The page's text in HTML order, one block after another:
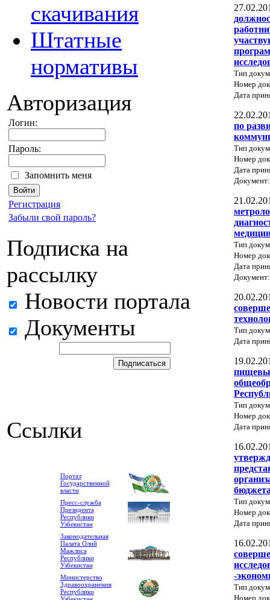
скачивания
Штатные
нормативы
Авторизация
Логин:
Пароль:
Запомнить меня
Регистрация
Забыли свой пароль?
Подписка на
рассылку
Новости портала
Документы
Ссылки
Портал
Государственной
власти
Пресс-служба
Президента
Республики
Узбекистан
Законодательная
Палата Олий
Мажлиса
Республики
Узбекистан
Министерство
Здравоохранения
Республики
Тип
Номер
Дата
по
Тип
Номер
Дата
Тип
Номер
Дата
Тип
Дата
Тип
Номер
Дата
Тип
Номер
Дата
-
Тип
Номер